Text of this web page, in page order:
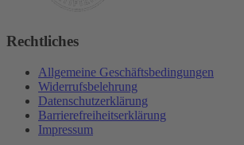
Rechtliches
Allgemeine Geschäftsbedingungen
Widerrufsbelehrung
Datenschutzerklärung
Barrierefreiheitserklärung
Impressum